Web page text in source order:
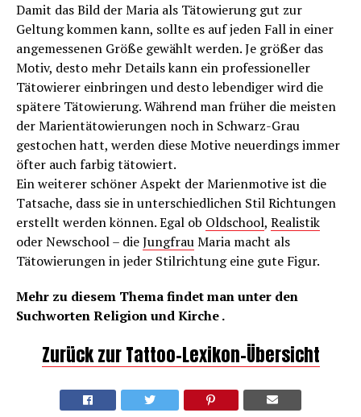
Damit das Bild der Maria als Tätowierung gut zur
Geltung kommen kann, sollte es auf jeden Fall in einer
angemessenen Größe gewählt werden. Je größer das
Motiv, desto mehr Details kann ein professioneller
Tätowierer einbringen und desto lebendiger wird die
spätere Tätowierung. Während man früher die meisten
der Marientätowierungen noch in Schwarz-Grau
gestochen hatt, werden diese Motive neuerdings immer
öfter auch farbig tätowiert.
Ein weiterer schöner Aspekt der Marienmotive ist die
Tatsache, dass sie in unterschiedlichen Stil Richtungen
erstellt werden können. Egal ob Oldschool, Realistik
oder Newschool – dieJungfrauMaria macht als
Tätowierungen in jeder Stilrichtung eine gute Figur.
Mehr zu diesem Thema findet man unter den
Suchworten Religion und Kirche .
Zurück zur Tattoo-Lexikon-Übersicht